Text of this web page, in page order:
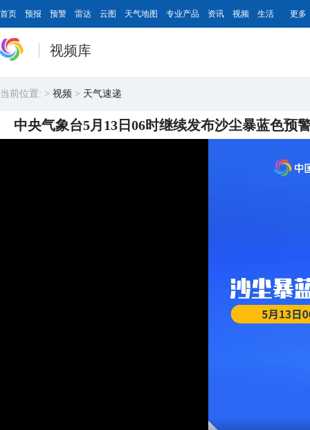
首页 预报 预警 雷达 云图 天气地图 专业产品 资讯 视频 生活 更多
视频库
当前位置: > 视频 > 天气速递
中央气象台5月13日06时继续发布沙尘暴蓝色预